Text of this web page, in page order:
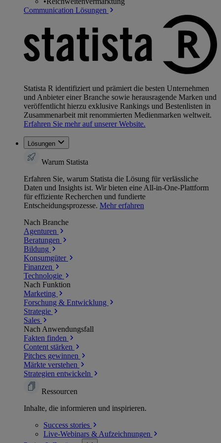
Communication Lösungen
Statista R identifiziert und prämiert die besten Unternehmen
und Anbieter einer Branche sowie herausragende Marken und
veröffentlicht hierzu exklusive Rankings und Bestenlisten in
Zusammenarbeit mit renommierten Medienmarken weltweit.
Erfahren Sie mehr auf unserer Website.
Lösungen
Warum Statista
Erfahren Sie, warum Statista die Lösung für verlässliche
Daten und Insights ist. Wir bieten eine All-in-One-Plattform
für effiziente Recherchen und fundierte
Entscheidungsprozesse. Mehr erfahren
Nach Branche
Agenturen
Beratungen
Bildung
Konsumgüter
Finanzen
Technologie
Nach Funktion
Marketing
Forschung & Entwicklung
Strategie
Sales
Nach Anwendungsfall
Fakten finden
Content stärken
Pitches gewinnen
Märkte verstehen
Strategien entwickeln
Ressourcen
Inhalte, die informieren und inspirieren.
Success stories
Live-Webinars & Aufzeichnungen